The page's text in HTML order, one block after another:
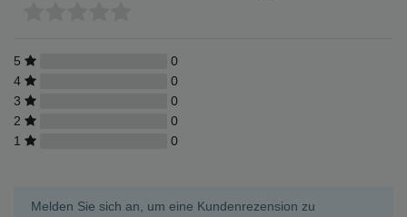
5
0
4
0
3
0
2
0
1
0
Melden Sie sich an, um eine Kundenrezension zu